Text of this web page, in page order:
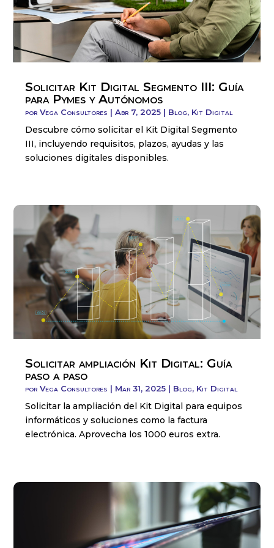
Solicitar Kit Digital Segmento III: Guía
para Pymes y Autónomos
porVega Consultores |Abr 7, 2025 | Blog, Kit Digital
Descubre cómo solicitar el Kit Digital Segmento
III, incluyendo requisitos, plazos, ayudas y las
soluciones digitales disponibles.
Solicitar ampliación Kit Digital: Guía
paso a paso
porVega Consultores | Mar 31, 2025 | Blog, Kit Digital
Solicitar la ampliación del Kit Digital para equipos
informáticos y soluciones como la factura
electrónica. Aprovecha los 1000 euros extra.